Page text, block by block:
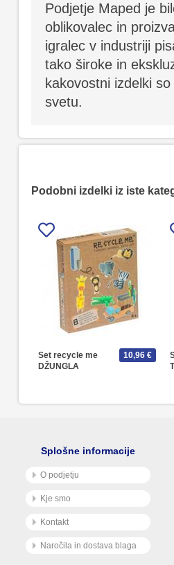
Podjetje Maped je
oblikovalec in
igralec v industriji
tako široke in
kakovostni izdelki
svetu.
Podobni izdelki iz iste
Set recycle me
DŽUNGLA
10,96 €
Splošne informacije
O podjetju
Kje smo
Kontakt
Naročila in dostava blaga